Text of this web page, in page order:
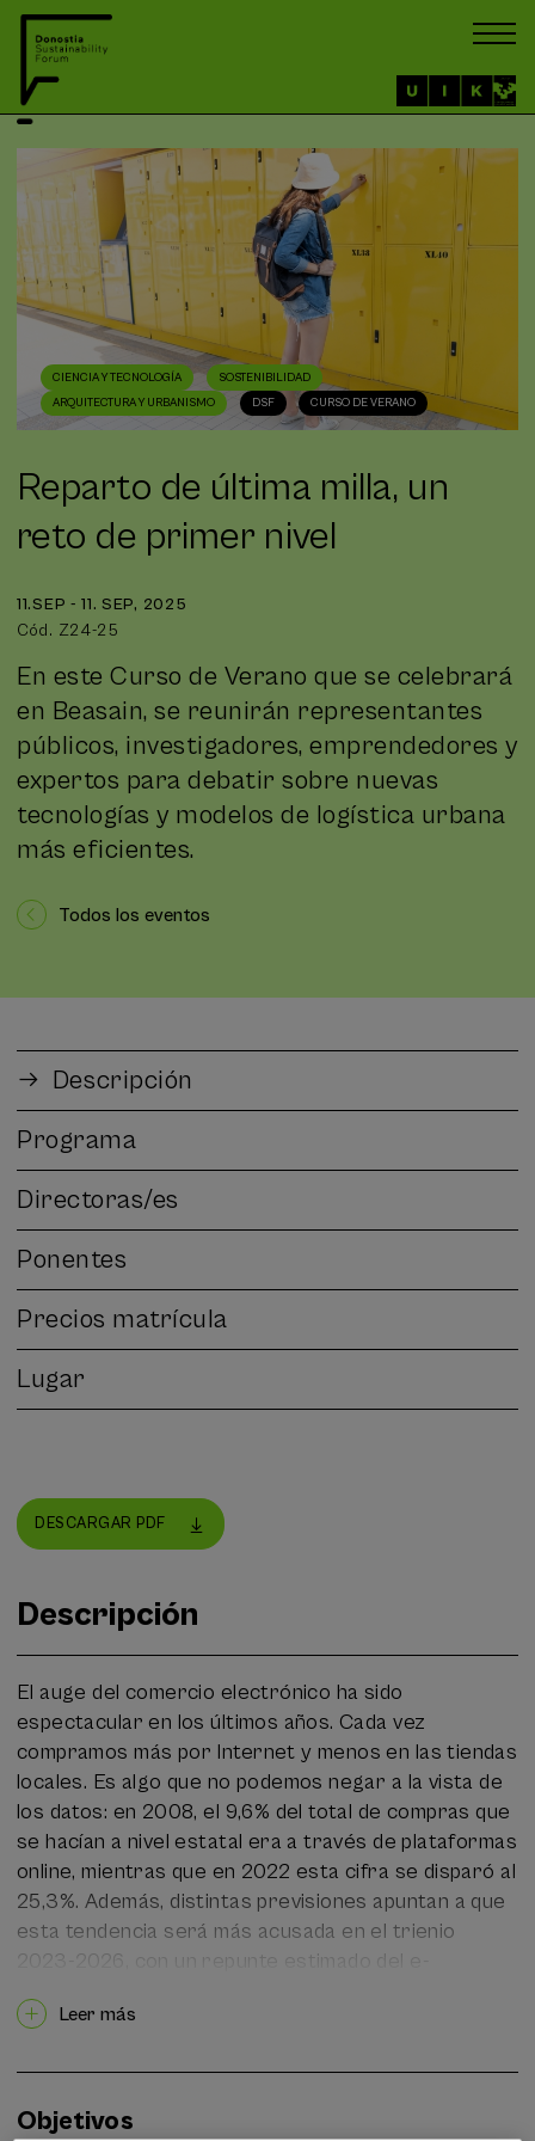
CIENCIA Y TECNOLOGÍA
SOSTENIBILIDAD
ARQUITECTURA Y URBANISMO
DSF CURSO DE VERANO
Reparto de última milla, un
reto de primer nivel
11.SEP - 11. SEP, 2025
Cód. Z24-25
En este Curso de Verano que se celebrará
en Beasain, se reunirán representantes
públicos, investigadores, emprendedores y
expertos para debatir sobre nuevas
tecnologías y modelos de logística urbana
más eficientes.
Todos los eventos
Descripción
Programa
Directoras/es
Ponentes
Precios matrícula
Lugar
DESCARGAR PDF
Descripción
El auge del comercio electrónico ha sido
espectacular en los últimos años. Cada vez
compramos más por Internet y menos en las tiendas
locales. Es algo que no podemos negar a la vista de
los datos: en 2008, el 9,6% del total de compras que
se hacían a nivel estatal era a través de plataformas
online, mientras que en 2022 esta cifra se disparó al
25,3%. Además, distintas previsiones apuntan a que
esta tendencia será más acusada en el trienio
2023-2026, con un repunte estimado del e-
medio ambiente dado que un porcentaje muy alto de
paquetes son aún propulsados por motores diesel,
Leer más
Objetivos